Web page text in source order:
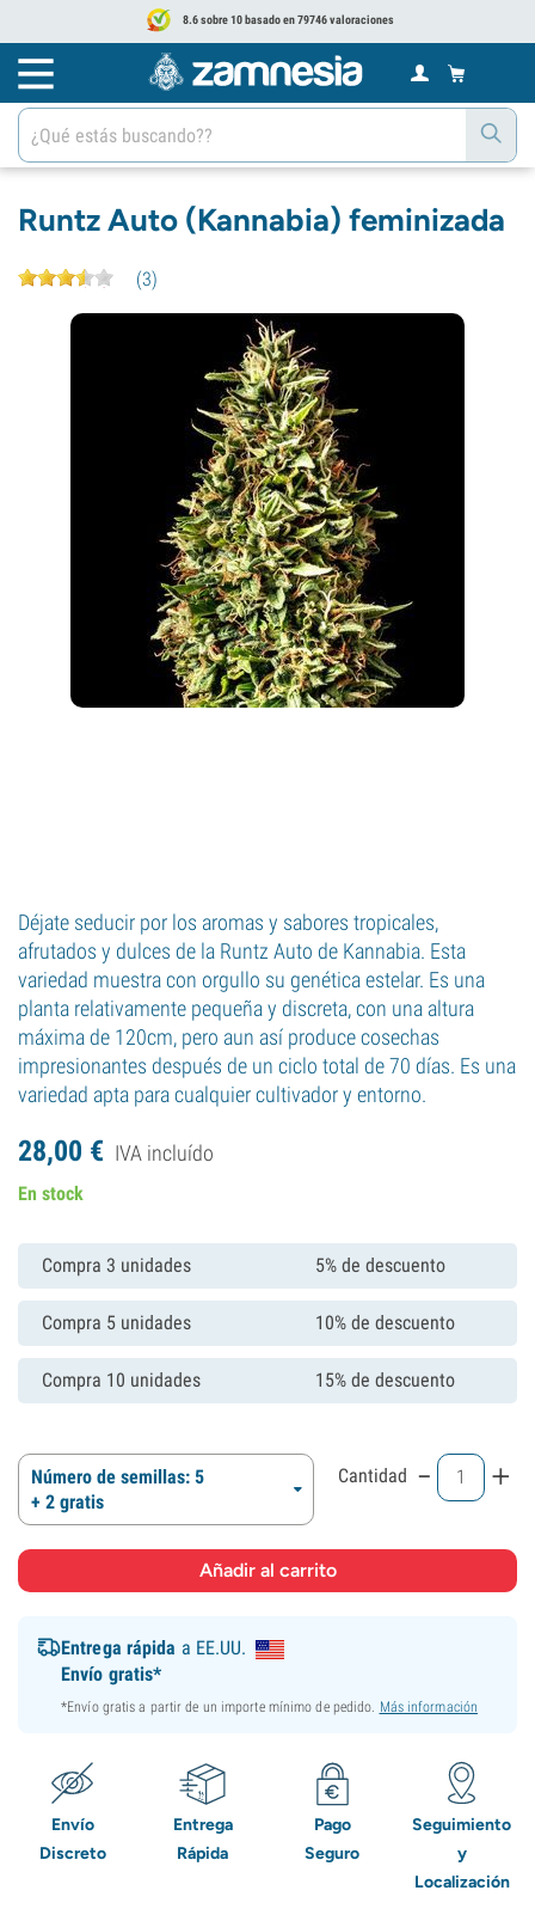
8.6 sobre 10 basado en 79746 valoraciones
Runtz Auto (Kannabia) feminizada
(3)
Déjate seducir por los aromas y sabores tropicales,
afrutados y dulces de la Runtz Auto de Kannabia. Esta
variedad muestra con orgullo su genética estelar. Es una
planta relativamente pequeña y discreta, con una altura
máxima de 120cm, pero aun así produce cosechas
impresionantes después de un ciclo total de 70 días. Es una
variedad apta para cualquier cultivador y entorno.
28,00 € IVA incluído
En stock
Compra 3 unidades 5% de descuento
Compra 5 unidades 10% de descuento
Compra 10 unidades 15% de descuento
Número de semillas: 5
+ 2 gratis
Cantidad - +
Entrega rápida a EE.UU.
Envío gratis*
*Envío gratis a partir de un importe mínimo de pedido. Más información
Envío
Discreto
Entrega
Rápida
Pago
Seguro
Seguimiento
y
Localización